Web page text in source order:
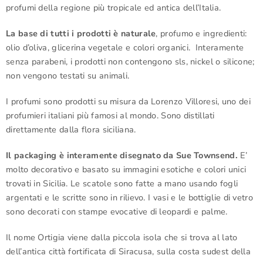
profumi della regione più tropicale ed antica dell’Italia.
La base di tutti i prodotti è naturale, profumo e ingredienti:
olio d’oliva, glicerina vegetale e colori organici. Interamente
senza parabeni, i prodotti non contengono sls, nickel o silicone;
non vengono testati su animali.
I profumi sono prodotti su misura da Lorenzo Villoresi, uno dei
profumieri italiani più famosi al mondo. Sono distillati
direttamente dalla flora siciliana.
Il packaging è interamente disegnato da Sue Townsend. E’
molto decorativo e basato su immagini esotiche e colori unici
trovati in Sicilia. Le scatole sono fatte a mano usando fogli
argentati e le scritte sono in rilievo. I vasi e le bottiglie di vetro
sono decorati con stampe evocative di leopardi e palme.
Il nome Ortigia viene dalla piccola isola che si trova al lato
dell’antica città fortificata di Siracusa, sulla costa sudest della